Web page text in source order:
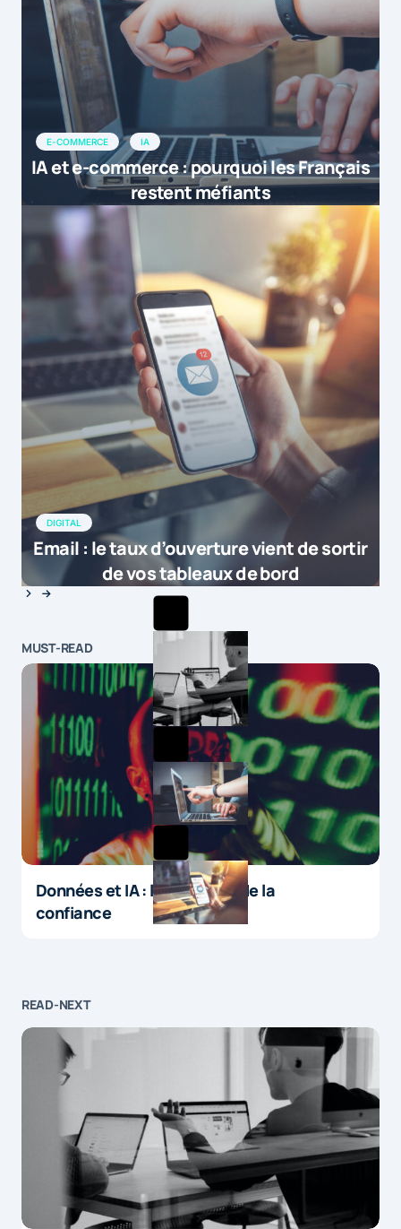
E-COMMERCE IA
IA et e-commerce : pourquoi les Français
restent méfiants
DIGITAL
Email : le taux d’ouverture vient de sortir
de vos tableaux de bord
MUST-READ
Données et IA : le paradoxe de la
confiance
READ-NEXT